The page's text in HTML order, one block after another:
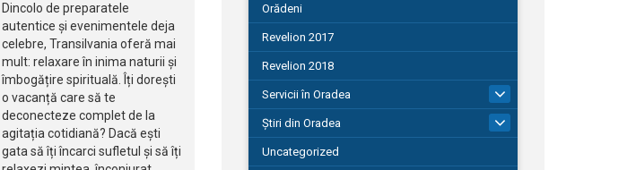
Dincolo de preparatele
autentice și evenimentele deja
celebre, Transilvania oferă mai
mult: relaxare în inima naturii și
îmbogățire spirituală. Îți dorești
o vacanță care să te
deconecteze complet de la
agitația cotidiană? Dacă ești
gata să îți încarci sufletul și să îți
Orădeni
Revelion 2017
Revelion 2018
Servicii în Oradea
104
Știri din Oradea
1.127
Uncategorized